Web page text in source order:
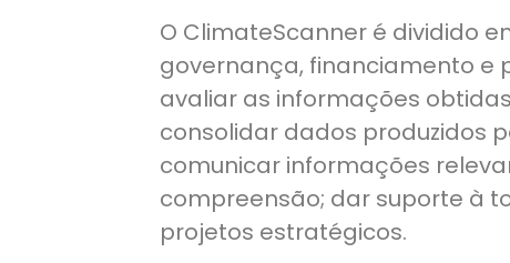
O ClimateScanner é dividido
governança, financiamento e
avaliar as informações
consolidar dados produzidos
comunicar informações
compreensão; dar suporte à
projetos estratégicos.